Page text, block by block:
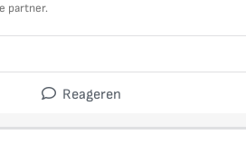
partner.
Reageren